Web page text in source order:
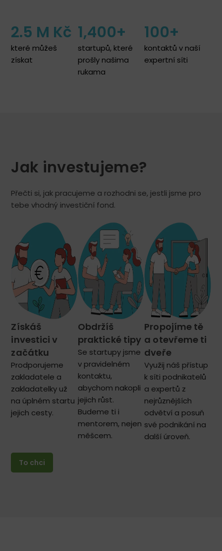
které můžeš
získat
2.5 M Kč
startupů, které
prošly našima
rukama
1,400+
kontaktů v naší
expertní síti
100+
Jak investujeme? ​
Přečti si, jak pracujeme a rozhodni se, jestli jsme pro
tebe vhodný investiční fond.
Získáš
investici v
začátku
Prodporujeme
zakladatele a
zakladatelky už
na úplném startu
jejich cesty.
Obdržíš
praktické tipy
Se startupy jsme
v pravidelném
kontaktu,
abychom nakopli
jejich růst.
Budeme ti i
mentorem, nejen
měšcem.
Propojíme tě
a otevřeme ti
dveře
Využij náš přístup
k síti podnikatelů
a expertů z
nejrůznějších
odvětví a posuň
své podnikání na
další úroveň.
To chci